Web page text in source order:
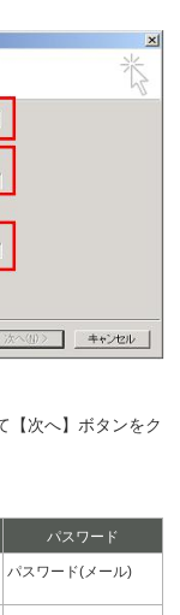
【次へ】ボタンをク
パスワード
パスワード(メール)